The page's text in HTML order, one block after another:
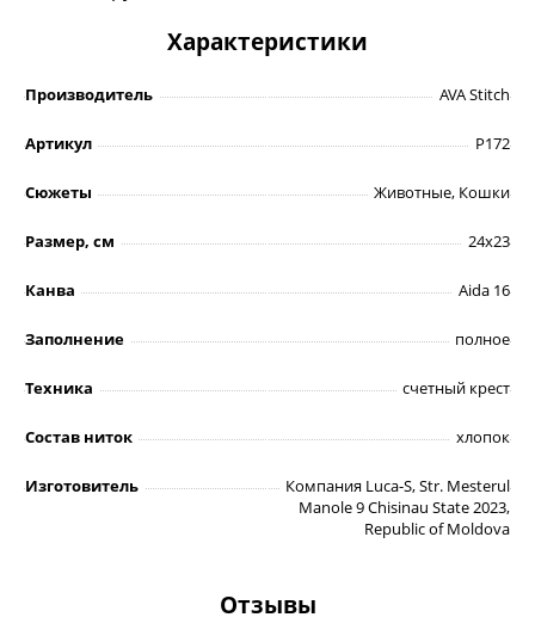
Характеристики
Производитель AVA Stitch
Артикул P172
Сюжеты Животные, Кошки
Размер, см 24х23
Канва Aida 16
Заполнение полное
Техника счетный крест
Состав ниток хлопок
Изготовитель
Компания Luca-S, Str. Mesterul
Manole 9 Chisinau State 2023,
Republic of Moldova
Отзывы